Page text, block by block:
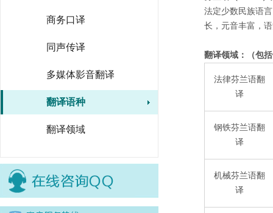
商务口译
同声传译
多媒体影音翻译
翻译语种
翻译领域
法定少数民族语
长，元音丰富，
翻译领域：（包
法律芬兰语翻
译
钢铁芬兰语翻
译
机械芬兰语翻
译